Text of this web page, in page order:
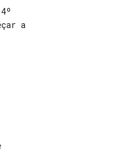
a